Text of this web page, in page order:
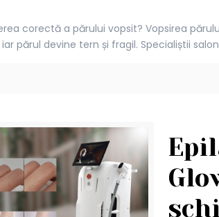
corectă a părului vopsit? Vopsirea
părul devine tern și fragil. Specialiștii